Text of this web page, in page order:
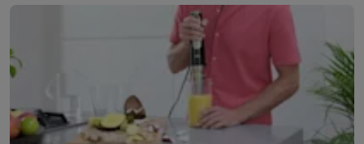
Apple iPhoneSamsung smartphones
Refurbished smartphones
GSM bescherming
iPhone hoesjes Samsung hoesjes
Alle
Smartwatches
SmartwatchesActivity Trackers Bandjes
Opladers
Opladers en kabelsDraadloze opladers USB-C
GSM accessoiresAirTags & GPS trackers Draadloze oortjes
Vaste telefoonsVaste telefoonsWalkie talkies
Babyfoons